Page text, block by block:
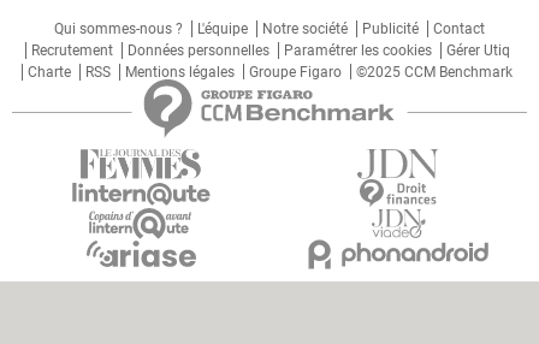
Qui sommes-nous ? L'équipe Notre société Publicité
Contact
Recrutement
Données personnelles Paramétrer les cookies
Gérer Utiq
Charte
RSS Mentions légales Groupe Figaro ©2025 CCM Benchmark